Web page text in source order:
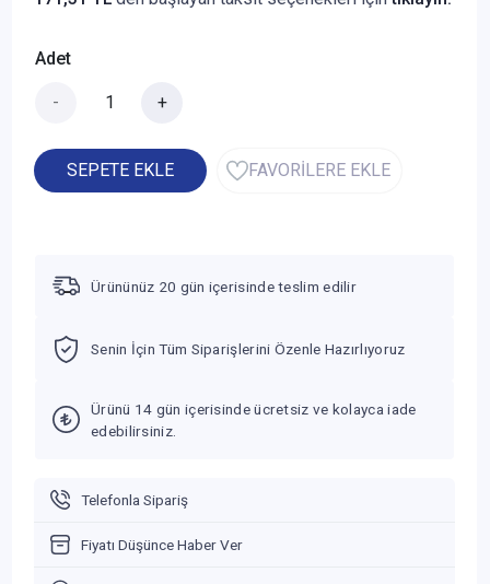
Adet
- +
SEPETE EKLE FAVORİLERE EKLE
Ürününüz 20 gün içerisinde teslim edilir
Senin İçin Tüm Siparişlerini Özenle Hazırlıyoruz
Ürünü 14 gün içerisinde ücretsiz ve kolayca iade
edebilirsiniz.
Telefonla Sipariş
Fiyatı Düşünce Haber Ver